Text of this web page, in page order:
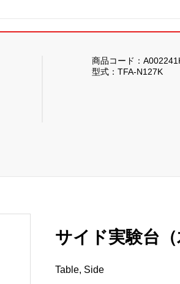
商品コード：
型式：TFA-N127K
サイド実験台（
Table, Side